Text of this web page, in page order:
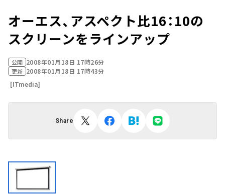
オーエス、アスペクト比16：10の
スクリーンをラインアップ
公開 2008年01月18日 17時26分
更新 2008年01月18日 17時43分
[ITmedia]
Share